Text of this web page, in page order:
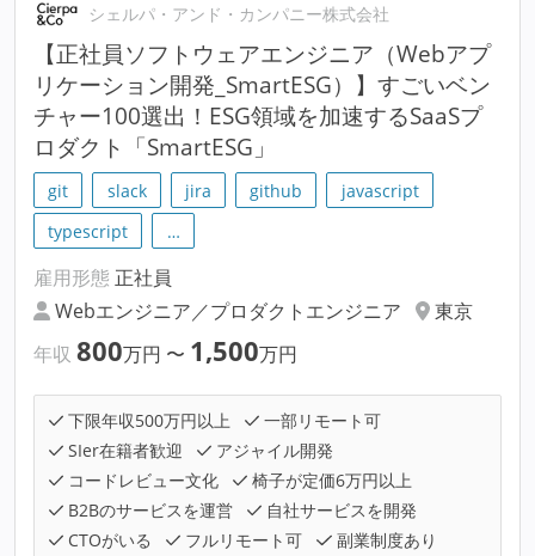
シェルパ・アンド・カンパニー株式会社
【正社員ソフトウェアエンジニア（Webアプ
リケーション開発_SmartESG）】すごいベン
チャー100選出！ESG領域を加速するSaaSプ
ロダクト「SmartESG」
git slack jira github
javascript
typescript
…
雇用形態 正社員
Webエンジニア／プロダクトエンジニア
東京
年収 800万円 〜 1,500万円
下限年収500万円以上
一部リモート可
SIer在籍者歓迎
アジャイル開発
コードレビュー文化
椅子が定価6万円以上
B2Bのサービスを運営
自社サービスを開発
CTOがいる
フルリモート可
副業制度あり